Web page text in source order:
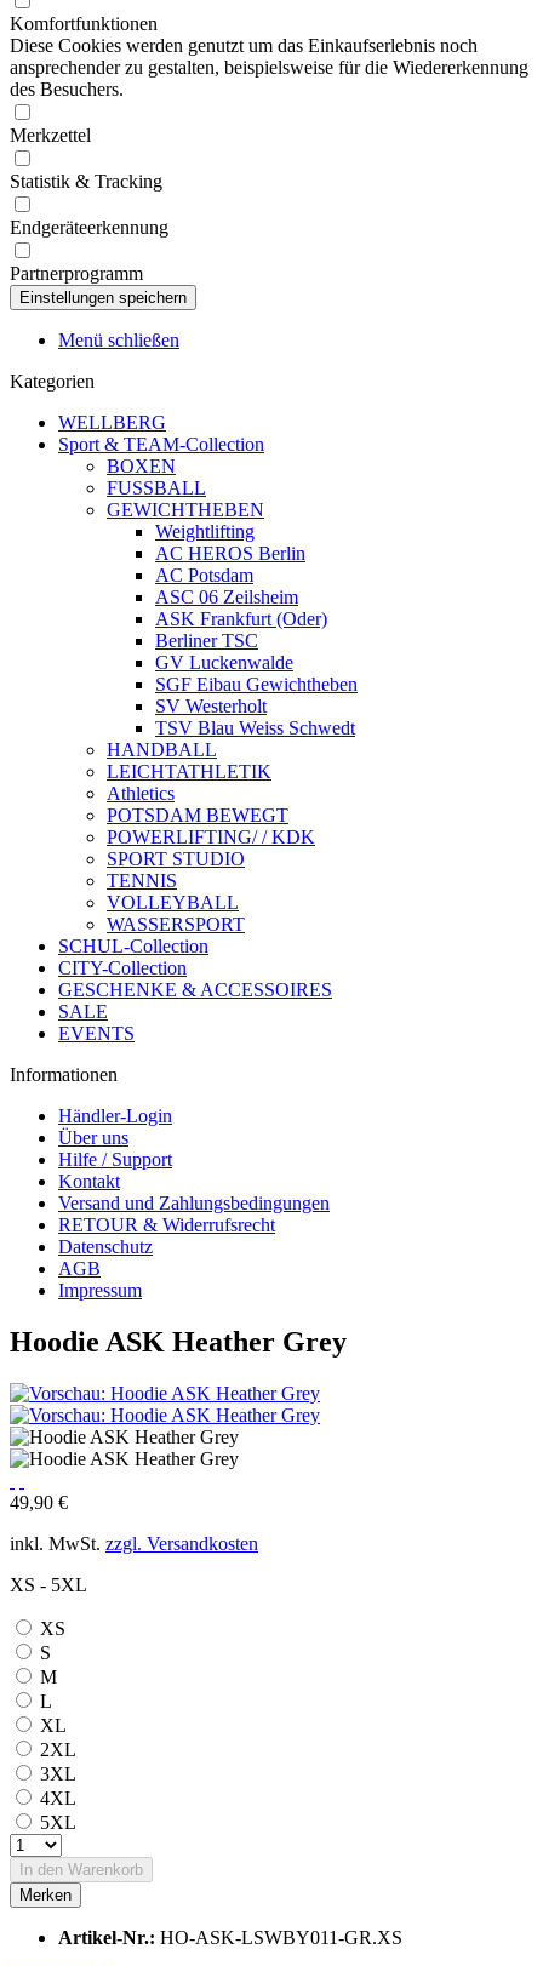
Komfortfunktionen
Diese Cookies werden genutzt um das Einkaufserlebnis noch
ansprechender zu gestalten, beispielsweise für die Wiedererkennung
des Besuchers.
Merkzettel
Statistik & Tracking
Endgeräteerkennung
Partnerprogramm
Menü schließen
Kategorien
WELLBERG
Sport & TEAM-Collection
BOXEN
FUSSBALL
GEWICHTHEBEN
Weightlifting
AC HEROS Berlin
AC Potsdam
ASC 06 Zeilsheim
ASK Frankfurt (Oder)
Berliner TSC
GV Luckenwalde
SGF Eibau Gewichtheben
SV Westerholt
TSV Blau Weiss Schwedt
HANDBALL
LEICHTATHLETIK
Athletics
POTSDAM BEWEGT
POWERLIFTING/ / KDK
SPORT STUDIO
TENNIS
VOLLEYBALL
WASSERSPORT
SCHUL-Collection
CITY-Collection
GESCHENKE & ACCESSOIRES
SALE
EVENTS
Informationen
Händler-Login
Über uns
Hilfe / Support
Kontakt
Versand und Zahlungsbedingungen
RETOUR & Widerrufsrecht
Datenschutz
AGB
Impressum
Hoodie ASK Heather Grey
49,90 €
inkl. MwSt. zzgl. Versandkosten
XS - 5XL
XS
S
M
L
XL
2XL
3XL
4XL
5XL
In den Warenkorb
Merken
Artikel-Nr.: HO-ASK-LSWBY011-GR.XS